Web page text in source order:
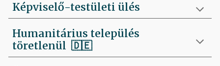
Képviselő-testületi ülés
Humanitárius település
töretlenül🇩🇪